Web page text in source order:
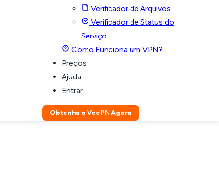
Verificador de Arquivos
Verificador de Status do
Serviço
Como Funciona um VPN?
Preços
Ajuda
Entrar
Obtenha o VeePN Agora